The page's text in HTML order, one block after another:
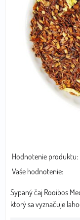
Hodnotenie produktu:
Vaše hodnotenie:
Sypaný čaj Rooibos
ktorý sa vyznačuje